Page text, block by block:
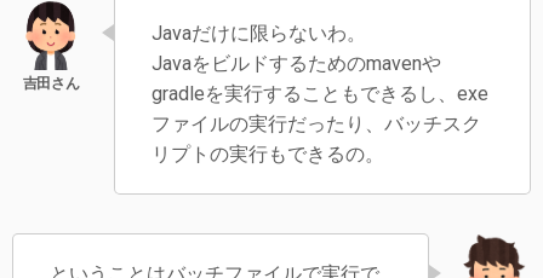
Javaだけに限らないわ。
Javaをビルドするためのmavenや
gradleを実行することもできるし、exe
ファイルの実行だったり、バッチスク
リプトの実行もできるの。
ということはバッチファイルで実行で